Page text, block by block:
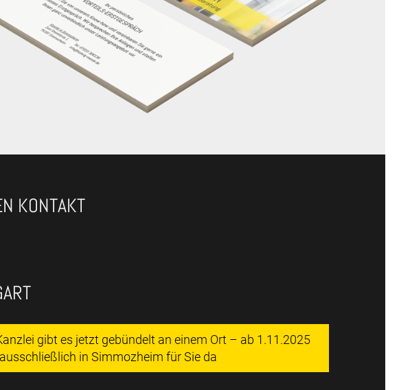
KONTAKT
gibt es jetzt gebündelt an einem Ort – ab 1.11.2025
in Simmozheim für Sie da